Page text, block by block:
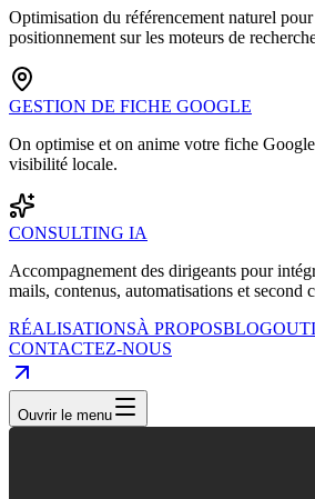
Optimisation du référencement naturel
positionnement sur les moteurs de
GESTION DE FICHE GOOGLE
On optimise et on anime votre fiche
visibilité locale.
CONSULTING IA
Accompagnement des dirigeants pour
mails, contenus, automatisations et second
RÉALISATIONSÀ PROPOSBLOG
CONTACTEZ-NOUS
Ouvrir le menu